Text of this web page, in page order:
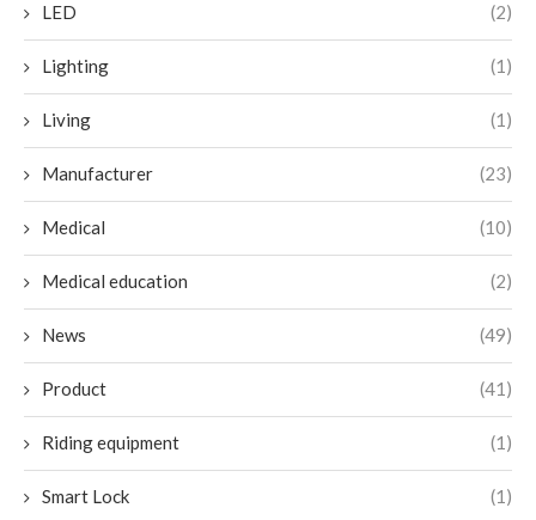
LED (2)
Lighting (1)
Living (1)
Manufacturer (23)
Medical (10)
Medical education (2)
News (49)
Product (41)
Riding equipment (1)
Smart Lock (1)